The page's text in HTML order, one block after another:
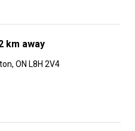
km away
ON L8H 2V4